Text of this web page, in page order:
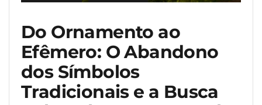
Do Ornamento ao
Efêmero: O Abandono
dos Símbolos
Tradicionais e a Busca